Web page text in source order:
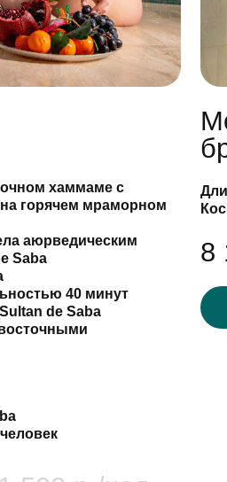
8 100 р./
бриз
Длительность:
Косметика:
чел
с
мраморном